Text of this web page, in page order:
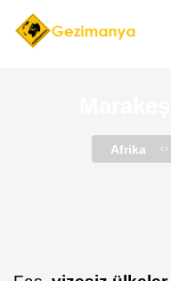
Afrika